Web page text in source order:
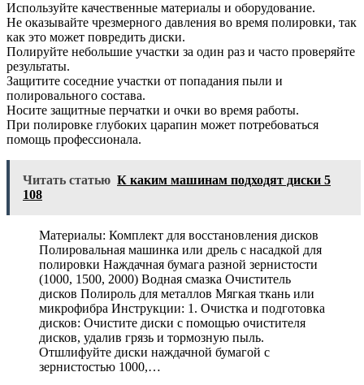
Используйте качественные материалы и оборудование.
Не оказывайте чрезмерного давления во время полировки, так
как это может повредить диски.
Полируйте небольшие участки за один раз и часто проверяйте
результаты.
Защитите соседние участки от попадания пыли и
полировального состава.
Носите защитные перчатки и очки во время работы.
При полировке глубоких царапин может потребоваться
помощь профессионала.
Читать статью К каким машинам подходят диски 5
108
Материалы: Комплект для восстановления дисков
Полировальная машинка или дрель с насадкой для
полировки Наждачная бумага разной зернистости
(1000, 1500, 2000) Водная смазка Очиститель
дисков Полироль для металлов Мягкая ткань или
микрофибра Инструкции: 1. Очистка и подготовка
дисков: Очистите диски с помощью очистителя
дисков, удалив грязь и тормозную пыль.
Отшлифуйте диски наждачной бумагой с
зернистостью 1000,…